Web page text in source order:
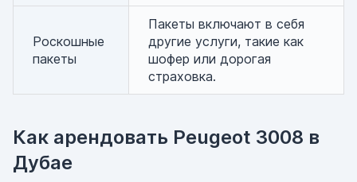
Роскошные
пакеты
Пакеты включают в себя
другие услуги, такие как
шофер или дорогая
страховка.
Как арендовать Peugeot 3008 в
Дубае